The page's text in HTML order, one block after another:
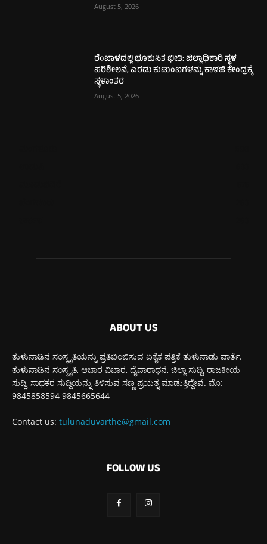
August 5, 2026
ರೆಂಜಾಳದಲ್ಲಿ ಭೂಕುಸಿತ ಭೀತಿ: ಜಿಲ್ಲಾಧಿಕಾರಿ ಸ್ಥಳ
ಪರಿಶೀಲನೆ, ಎರಡು ಕುಟುಂಬಗಳನ್ನು ಕಾಳಜಿ ಕೇಂದ್ರಕ್ಕೆ
ಸ್ಥಳಾಂತರ
August 5, 2026
ABOUT US
ತುಳುನಾಡಿನ ಸಂಸ್ಕೃತಿಯನ್ನು ಪ್ರತಿಬಿಂಬಿಸುವ ಏಕೈಕ ಪತ್ರಿಕೆ ತುಳುನಾಡು ವಾರ್ತೆ.
ತುಳುನಾಡಿನ ಸಂಸ್ಕೃತಿ, ಆಚಾರ ವಿಚಾರ, ದೈವಾರಾಧನೆ, ಜಿಲ್ಲಾ ಸುದ್ದಿ, ರಾಜಕೀಯ
ಸುದ್ದಿ, ಸಾಧಕರ ಸುದ್ದಿಯನ್ನು ತಿಳಿಸುವ ಸಣ್ಣ ಪ್ರಯತ್ನ ಮಾಡುತ್ತಿದ್ದೇವೆ. ಮೊ:
9845858594 9845665644
Contact us: tulunaduvarthe@gmail.com
FOLLOW US